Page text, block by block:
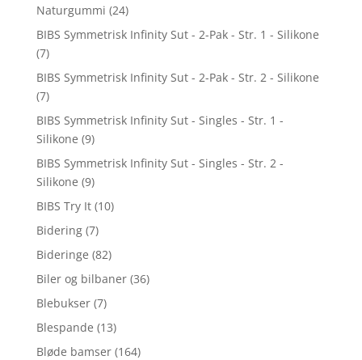
Naturgummi (24)
BIBS Symmetrisk Infinity Sut - 2-Pak - Str. 1 - Silikone
(7)
BIBS Symmetrisk Infinity Sut - 2-Pak - Str. 2 - Silikone
(7)
BIBS Symmetrisk Infinity Sut - Singles - Str. 1 -
Silikone (9)
BIBS Symmetrisk Infinity Sut - Singles - Str. 2 -
Silikone (9)
BIBS Try It (10)
Bidering (7)
Bideringe (82)
Biler og bilbaner (36)
Blebukser (7)
Blespande (13)
Bløde bamser (164)